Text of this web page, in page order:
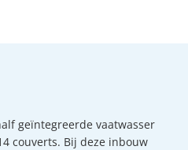
geïntegreerde vaatwasser
couverts. Bij deze inbouw